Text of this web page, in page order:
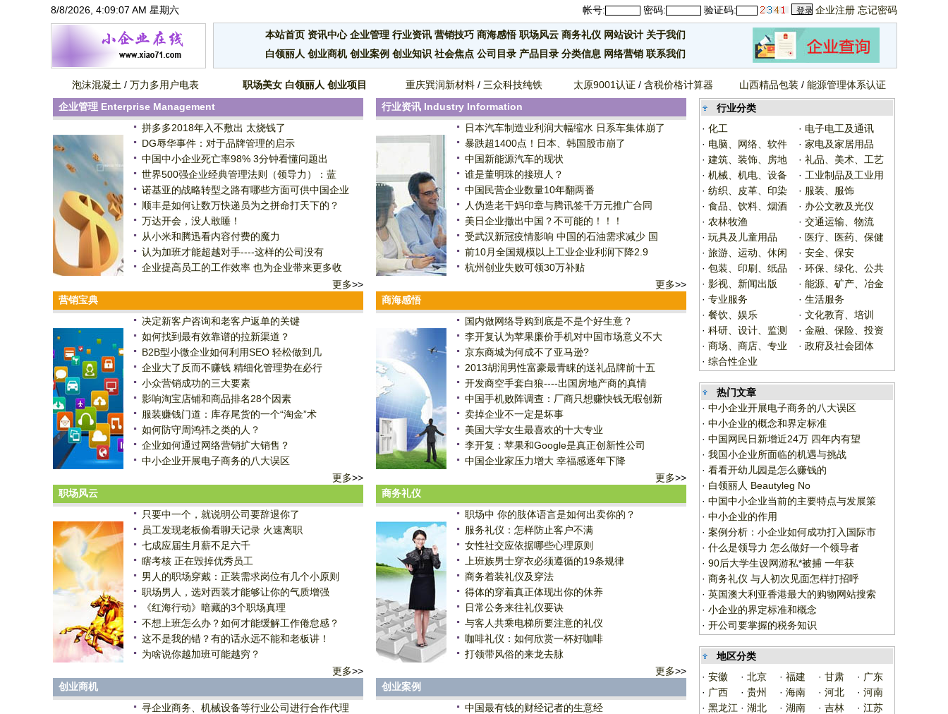
8/8/2026, 4:09:07 AM 星期六 帐号: 密码: 验证码: 企业注册 忘记密码
本站首页 资讯中心 企业管理 行业资讯 营销技巧 商海感悟 职场风云 商务礼仪 网站设计 关于我们
白领丽人 创业商机 创业案例 创业知识 社会焦点 公司目录 产品目录 分类信息 网络营销 联系我们
泡沫混凝土 / 万力多用户电表 职场美女 白领丽人 创业项目 重庆巽润新材料 / 三众科技纯铁 太原9001认证 / 含税价格计算器 山西精品包装 / 能源管理体系认证
企业管理 Enterprise Management
拼多多2018年入不敷出 太烧钱了
DG辱华事件：对于品牌管理的启示
中国中小企业死亡率98% 3分钟看懂问题出
世界500强企业经典管理法则（领导力）：蓝
诺基亚的战略转型之路有哪些方面可供中国企业
顺丰是如何让数万快递员为之拼命打天下的？
万达开会，没人敢睡！
从小米和腾迅看内容付费的魔力
认为加班才能超越对手----这样的公司没有
企业提高员工的工作效率 也为企业带来更多收
更多>>
行业资讯 Industry Information
日本汽车制造业利润大幅缩水 日系车集体崩了
暴跌超1400点！日本、韩国股市崩了
中国新能源汽车的现状
谁是董明珠的接班人？
中国民营企业数量10年翻两番
人伪造老干妈印章与腾讯签千万元推广合同
美日企业撤出中国？不可能的！！！
受武汉新冠疫情影响 中国的石油需求减少 国
前10月全国规模以上工业企业利润下降2.9
杭州创业失败可领30万补贴
更多>>
营销宝典
决定新客户咨询和老客户返单的关键
如何找到最有效靠谱的拉新渠道？
B2B型小微企业如何利用SEO 轻松做到几
企业大了反而不赚钱 精细化管理势在必行
小众营销成功的三大要素
影响淘宝店铺和商品排名28个因素
服装赚钱门道：库存尾货的一个“淘金”术
如何防守周鸿祎之类的人？
企业如何通过网络营销扩大销售？
中小企业开展电子商务的八大误区
更多>>
商海感悟
国内做网络导购到底是不是个好生意？
李开复认为苹果廉价手机对中国市场意义不大
京东商城为何成不了亚马逊?
2013胡润男性富豪最青睐的送礼品牌前十五
开发商空手套白狼----出国房地产商的真情
中国手机败阵调查：厂商只想赚快钱无暇创新
卖掉企业不一定是坏事
美国大学女生最喜欢的十大专业
李开复：苹果和Google是真正创新性公司
中国企业家压力增大 幸福感逐年下降
更多>>
职场风云
只要中一个，就说明公司要辞退你了
员工发现老板偷看聊天记录 火速离职
七成应届生月薪不足六千
瞎考核 正在毁掉优秀员工
男人的职场穿戴：正装需求岗位有几个小原则
职场男人，选对西装才能够让你的气质增强
《红海行动》暗藏的3个职场真理
不想上班怎么办？如何才能缓解工作倦怠感？
这不是我的错？有的话永远不能和老板讲！
为啥说你越加班可能越穷？
更多>>
商务礼仪
职场中 你的肢体语言是如何出卖你的？
服务礼仪：怎样防止客户不满
女性社交应依据哪些心理原则
上班族男士穿衣必须遵循的19条规律
商务着装礼仪及穿法
得体的穿着真正体现出你的休养
日常公务来往礼仪要诀
与客人共乘电梯所要注意的礼仪
咖啡礼仪：如何欣赏一杯好咖啡
打领带风俗的来龙去脉
更多>>
创业商机
寻企业商务、机械设备等行业公司进行合作代理
创业案例
中国最有钱的财经记者的生意经
行业分类
· 化工 · 电子电工及通讯
· 电脑、网络、软件 · 家电及家居用品
· 建筑、装饰、房地 · 礼品、美术、工艺
· 机械、机电、设备 · 工业制品及工业用
· 纺织、皮革、印染 · 服装、服饰
· 食品、饮料、烟酒 · 办公文教及光仪
· 农林牧渔 · 交通运输、物流
· 玩具及儿童用品 · 医疗、医药、保健
· 旅游、运动、休闲 · 安全、保安
· 包装、印刷、纸品 · 环保、绿化、公共
· 影视、新闻出版 · 能源、矿产、冶金
· 专业服务 · 生活服务
· 餐饮、娱乐 · 文化教育、培训
· 科研、设计、监测 · 金融、保险、投资
· 商场、商店、专业 · 政府及社会团体
· 综合性企业
热门文章
· 中小企业开展电子商务的八大误区
· 中小企业的概念和界定标准
· 中国网民日新增近24万 四年内有望
· 我国小企业所面临的机遇与挑战
· 看看开幼儿园是怎么赚钱的
· 白领丽人 Beautyleg No
· 中国中小企业当前的主要特点与发展策
· 中小企业的作用
· 案例分析：小企业如何成功打入国际市
· 什么是领导力 怎么做好一个领导者
· 90后大学生设网游私*被捕 一年获
· 商务礼仪 与人初次见面怎样打招呼
· 英国澳大利亚香港最大的购物网站搜索
· 小企业的界定标准和概念
· 开公司要掌握的税务知识
地区分类
· 安徽 · 北京 · 福建 · 甘肃 · 广东
· 广西 · 贵州 · 海南 · 河北 · 河南
· 黑龙江 · 湖北 · 湖南 · 吉林 · 江苏